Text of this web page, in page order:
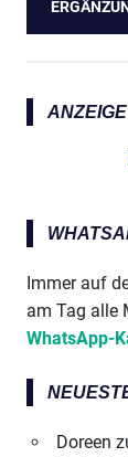
ANZEIGE
Immer auf
am Tag alle
WhatsApp-
Doreen